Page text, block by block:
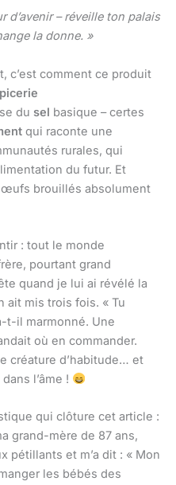
d’avenir – réveille ton palais
la donne. »
c’est comment ce produit
du sel basique – certes
qui raconte une
rurales, qui
du futur. Et
brouillés absolument
: tout le monde
pourtant grand
quand je lui ai révélé la
ait mis trois fois. « Tu
t-il marmonné. Une
où en commander.
créature d’habitude… et
l’âme !
qui clôture cet article :
grand-mère de 87 ans,
pétillants et m’a dit : « Mon
les bébés des